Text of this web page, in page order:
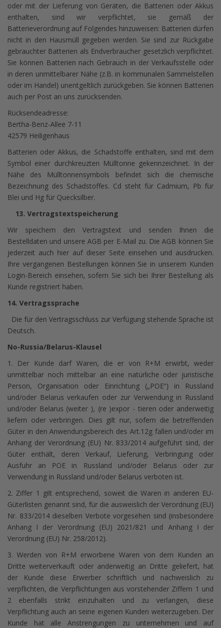
oder mit der Lieferung von Geräten, die Batterien oder Akkus
enthalten, sind wir verpflichtet, sie gemäß der
Batterieverordnung auf Folgendes hinzuweisen: Batterien dürfen
nicht in den Hausmüll gegeben werden. Sie sind zur Rückgabe
gebrauchter Batterien als Endverbraucher gesetzlich verpflichtet.
Sie können Batterien nach Gebrauch in der Verkaufsstelle oder
in deren unmittelbarer Nähe (z.B. in kommunalen Sammelstellen
oder im Handel) unentgeltlich zurückgeben. Sie können Batterien
auch per Post an uns zurücksenden.
Rücksendeadresse:
Bertha-Benz-Allee 7-11
42579 Heiligenhaus
Batterien oder Akkus, die Schadstoffe enthalten, sind mit dem
Symbol einer durchkreuzten Mülltonne gekennzeichnet. In der
Nähe des Mülltonnensymbols befindet sich die chemische
Bezeichnung des Schadstoffes. Cd steht für Cadmium, Pb für
Blei und Hg für Quecksilber.
13. Vertragstextspeicherung
Wir speichern den Vertragstext und senden Ihnen die
Bestelldaten und unsere AGB per E-Mail zu. Die AGB können Sie
jederzeit auch hier auf dieser Seite einsehen und ausdrucken.
Ihre vergangenen Bestellungen können Sie in unserem Kunden
Login-Bereich einsehen, sofern Sie sich bei Ihrer Bestellung als
Kunde registriert haben.
14. Vertragssprache
Die für den Vertragsschluss zur Verfügung stehende Sprache ist
Deutsch.
No-Russia/Belarus-Klausel
1. Der Kunde darf Waren, die er von R+M erwirbt, weder
unmittelbar noch mittelbar an eine natürliche oder juristische
Person, Organisation oder Einrichtung („POE“) in Russland
und/oder Belarus verkaufen oder zur Verwendung in Russland
und/oder Belarus (weiter ), (re )expor - tieren oder anderweitig
liefern oder verbringen. Dies gilt nur, sofern die betreffenden
Güter in den Anwendungsbereich des Art.12g fallen und/oder im
Anhang der Verordnung (EU) Nr. 833/2014 aufgeführt sind, der
Güter enthält, deren Verkauf, Lieferung, Verbringung oder
Ausfuhr an POE in Russland und/oder Belarus oder zur
Verwendung in Russland und/oder Belarus verboten ist.
2. Ziffer 1 gilt entsprechend, soweit die Waren in anderen EU-
Güterlisten genannt sind, für die ausweislich der Verordnung (EU)
Nr. 833/2014 dieselben Verbote vorgesehen sind (insbesondere
Anhang I der Verordnung (EU) 2021/821 und Anhang I der
Verordnung (EU) Nr. 258/2012).
3. Werden von R+M erworbene Waren von dem Kunden an
Dritte weiterverkauft oder anderweitig an Dritte geliefert, hat
der Kunde diese Erwerber schriftlich und nachweislich zu
verpflichten, die Verpflichtungen aus vorstehender Ziffern 1 und
2 ebenfalls strikt einzuhalten und zu verlangen, diese
Verpflichtung auch an seine eigenen Kunden weiterzugeben. Der
Kunde hat alle Anstrengungen zu unternehmen und auf